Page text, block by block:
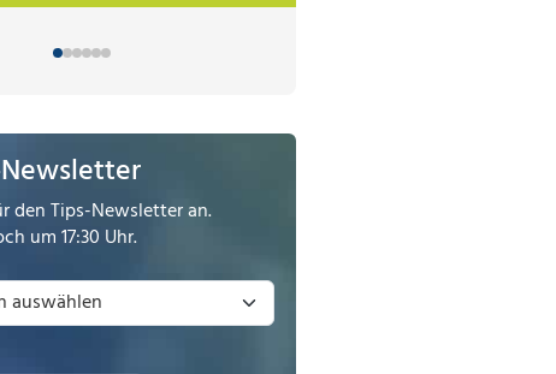
den Tips-Newsletter an.
um 17:30 Uhr.